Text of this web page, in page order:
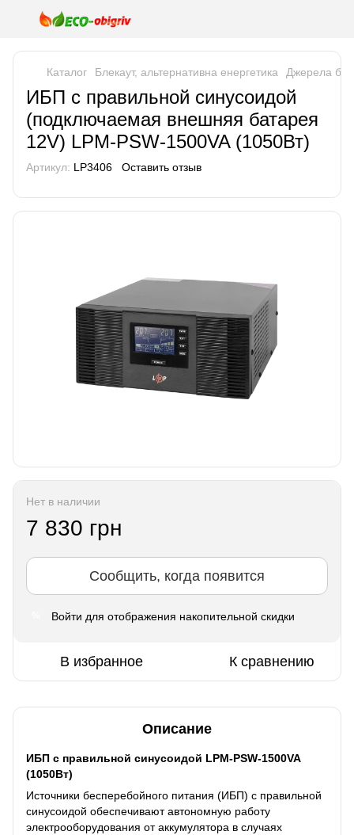
Каталог Блекаут, альтернативна енергетика Джерела
ИБП с правильной синусоидой
(подключаемая внешняя батарея
12V) LPM-PSW-1500VA (1050Вт)
Артикул: LP3406 Оставить отзыв
Нет в наличии
7 830 грн
Сообщить, когда появится
Войти для отображения накопительной скидки
В избранное К сравнению
Описание
ИБП с правильной синусоидой LPM-PSW-1500VA
(1050Вт)
Источники бесперебойного питания (ИБП) с правильной
синусоидой обеспечивают автономную работу
электрооборудования от аккумулятора в случаях